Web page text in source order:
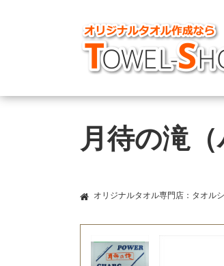
月待の滝
オリジナルタオル専門店：タオル